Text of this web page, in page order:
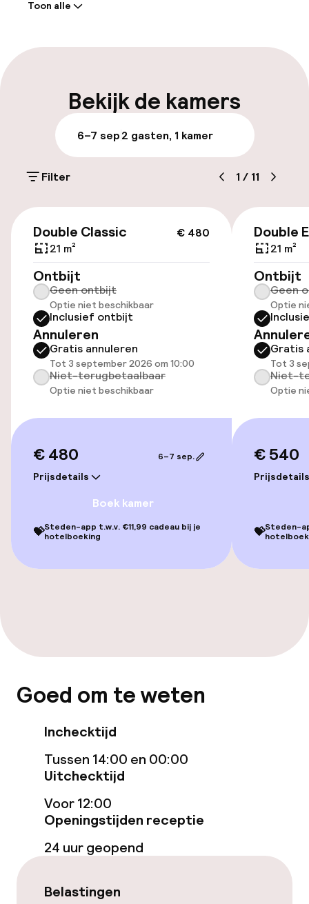
Meertalige medewerkers
Parkeren & mobiliteit
Openbaar parkeren
Toegankelijkheid
Lift
Entertainment
Gratis wifi
TV lounge
Wasservice
Zakelijke faciliteiten
Conferentieruimte
Vergaderruimte
Beleid
Overal rookvrij
Toon alle
Bekijk de kamers
6–7 sep2 gasten, 1 kamer
Filter 1 / 11
€ 480
Double Classic
21 m²
Ontbijt
Geen ontbijt
Optie niet beschikbaar
Inclusief ontbijt
Annuleren
Gratis annuleren
Tot 3 september 2026 om 10:00
Niet-terugbetaalbaar
Optie niet beschikbaar
€ 480
Prijsdetails
6–7 sep.
Boek kamer
💝Steden-app t.w.v. €11,99 cadeau bij je
hotelboeking
Double
21 m²
Ontbijt
Geen
Optie
Gratis
Tot 3
Niet-
Optie
€ 540
Prijsdetails
💝Steden-
Goed om te weten
Inchecktijd
Tussen 14:00 en 00:00
Uitchecktijd
Voor 12:00
Openingstijden receptie
24 uur geopend
Belastingen